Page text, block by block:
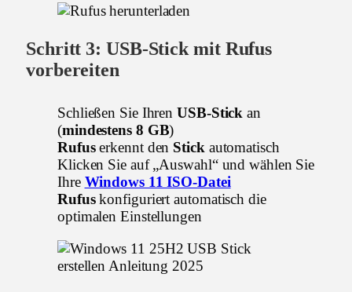
Schritt 3: USB-Stick mit Rufus
vorbereiten
Schließen Sie IhrenUSB-Stick an
(mindestens 8 GB)
Rufuserkennt den Stick automatisch
Klicken Sie auf „Auswahl“ und wählen Sie
Ihre Windows 11 ISO-Datei
Rufuskonfiguriert automatisch die
optimalen Einstellungen